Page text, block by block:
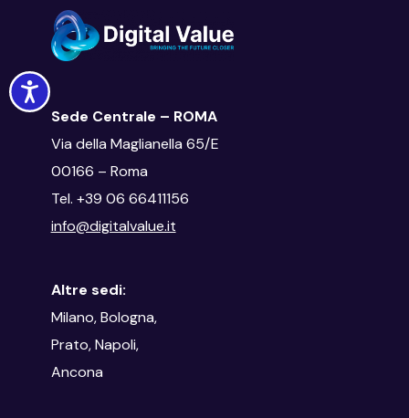
Accessibility
Sede Centrale – ROMA
Via della Maglianella 65/E
00166 – Roma
Tel. +39 06 66411156
info@digitalvalue.it
Altre sedi:
Milano, Bologna,
Prato, Napoli,
Ancona